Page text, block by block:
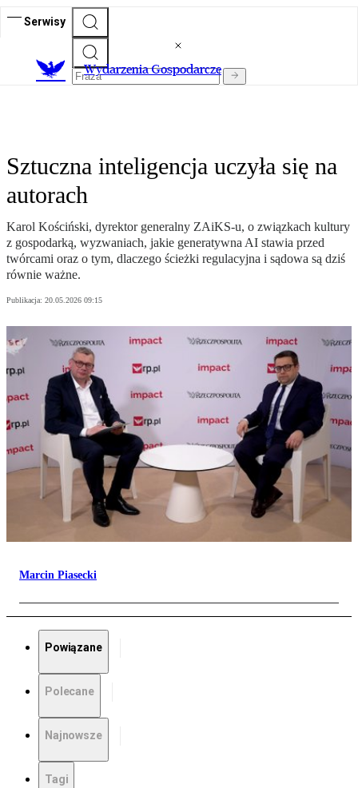
Serwisy
Wydarzenia Gospodarcze
Sztuczna inteligencja uczyła się na
autorach
Karol Kościński, dyrektor generalny ZAiKS-u, o związkach kultury
z gospodarką, wyzwaniach, jakie generatywna AI stawia przed
twórcami oraz o tym, dlaczego ścieżki regulacyjna i sądowa są dziś
równie ważne.
Publikacja: 20.05.2026 09:15
Marcin Piasecki
Powiązane
Polecane
Najnowsze
Tagi